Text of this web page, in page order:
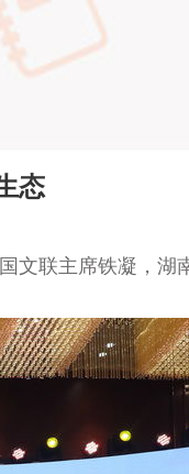
态
联主席铁凝，湖